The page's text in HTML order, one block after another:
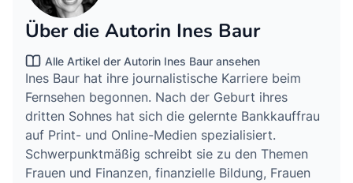
Über die Autorin Ines Baur
Alle Artikel der Autorin Ines Baur ansehen
Ines Baur hat ihre journalistische Karriere beim
Fernsehen begonnen. Nach der Geburt ihres
dritten Sohnes hat sich die gelernte Bankkauffrau
auf Print- und Online-Medien spezialisiert.
Schwerpunktmäßig schreibt sie zu den Themen
Frauen und Finanzen, finanzielle Bildung, Frauen